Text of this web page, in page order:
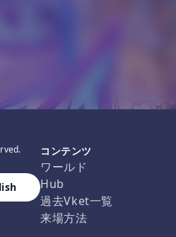
コンテンツ
ワールド
Hub
過去Vket一覧
来場方法